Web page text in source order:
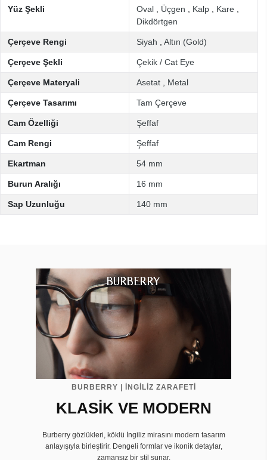
Yüz Şekli Oval Üçgen Kalp Kare
Dikdörtgen
Çerçeve Rengi Siyah Altın (Gold)
Çerçeve Şekli Çekik / Cat Eye
Çerçeve Materyali Asetat Metal
Çerçeve Tasarımı Tam Çerçeve
Cam Özelliği Şeffaf
Cam Rengi Şeffaf
Ekartman 54 mm
Burun Aralığı 16 mm
Sap Uzunluğu 140 mm
BURBERRY | İNGİLİZ ZARAFETİ
KLASİK VE MODERN
Burberry gözlükleri, köklü İngiliz mirasını modern tasarım
anlayışıyla birleştirir. Dengeli formlar ve ikonik detaylar,
zamansız bir stil sunar.